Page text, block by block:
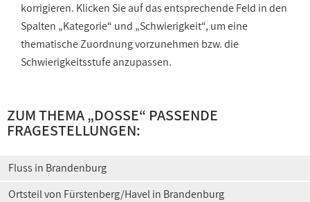
korrigieren. Klicken Sie auf das entsprechende Feld in den
Spalten „Kategorie“ und „Schwierigkeit“, um eine
thematische Zuordnung vorzunehmen bzw. die
Schwierigkeitsstufe anzupassen.
ZUM THEMA „DOSSE“ PASSENDE
FRAGESTELLUNGEN:
Fluss in Brandenburg
Ortsteil von Fürstenberg/Havel in Brandenburg